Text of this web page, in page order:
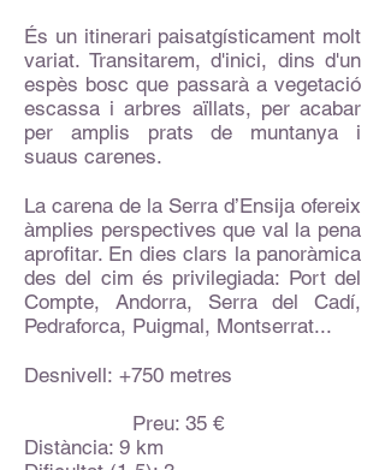
És un itinerari paisatgísticament molt
variat. Transitarem, d'inici, dins d'un
espès bosc que passarà a vegetació
escassa i arbres aïllats, per acabar
per amplis prats de muntanya i
suaus carenes.
La carena de la Serra d’Ensija ofereix
àmplies perspectives que val la pena
aprofitar. En dies clars la panoràmica
des del cim és privilegiada: Port del
Compte, Andorra, Serra del Cadí,
Pedraforca, Puigmal, Montserrat...
Desnivell: +750 metres
Preu: 35 €
Distància: 9 km